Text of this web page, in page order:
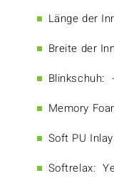
Länge der
Breite der
Blinkschuh: -
Memory
Soft PU Inlay:
Softrelax: